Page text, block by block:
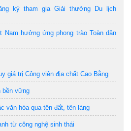
ký tham gia Giải thưởng Du lịch
Nam hưởng ứng phong trào Toàn dân
giá trị Công viên địa chất Cao Bằng
bền vững
văn hóa qua tên đất, tên làng
từ công nghệ sinh thái